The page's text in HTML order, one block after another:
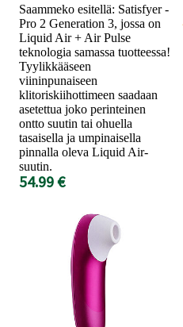
Saammeko esitellä: Satisfyer -
Pro 2 Generation 3, jossa on
Liquid Air + Air Pulse
teknologia samassa tuotteessa!
Tyylikkääseen
viininpunaiseen
klitoriskiihottimeen saadaan
asetettua joko perinteinen
ontto suutin tai ohuella
tasaisella ja umpinaisella
pinnalla oleva Liquid Air-
suutin.
54.99 €